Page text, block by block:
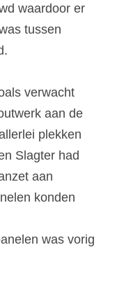
waardoor er
tussen
verwacht
aan de
plekken
Slagter had
aan
konden
was vorig